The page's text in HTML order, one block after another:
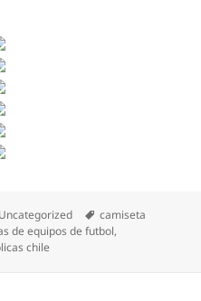
Categorías
Uncategorized Etiquetas
camiseta
de equipos de futbol,
chile